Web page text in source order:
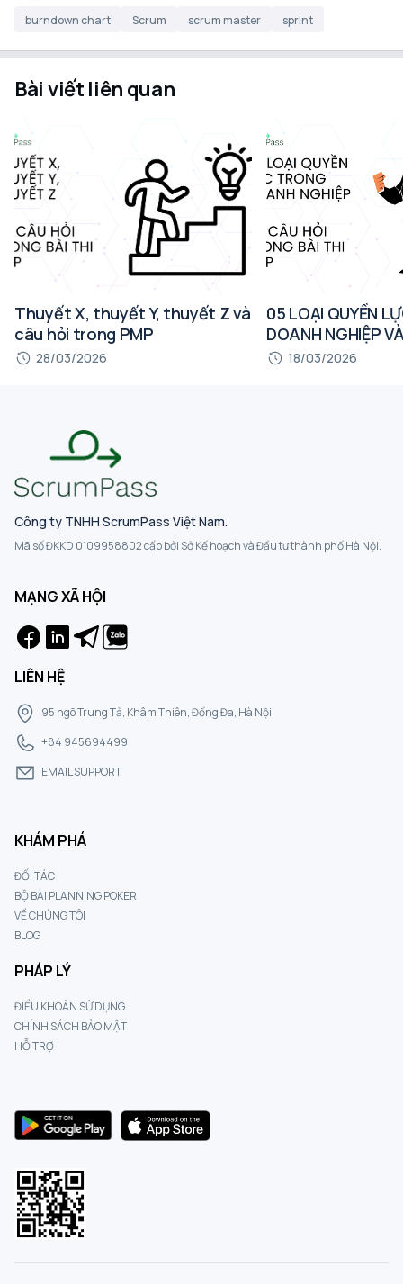
burndown chart Scrum scrum master sprint
Bài viết liên quan
Thuyết X, thuyết Y, thuyết Z và
câu hỏi trong PMP
28/03/2026
05 LOẠI QUYỀN
DOANH NGHIỆP
TRONG BÀI THI
18/03/2026
Công ty TNHH ScrumPass Việt Nam.
Mã số ĐKKD 0109958802 cấp bởi Sở Kế hoạch và Đầu tư thành phố Hà Nội.
MẠNG XÃ HỘI
LIÊN HỆ
95 ngõ Trung Tả, Khâm Thiên, Đống Đa, Hà Nội
+84 945694499
EMAIL SUPPORT
KHÁM PHÁ
ĐỐI TÁC
BỘ BÀI PLANNING POKER
VỀ CHÚNG TÔI
BLOG
PHÁP LÝ
ĐIỀU KHOẢN SỬ DỤNG
CHÍNH SÁCH BẢO MẬT
HỖ TRỢ